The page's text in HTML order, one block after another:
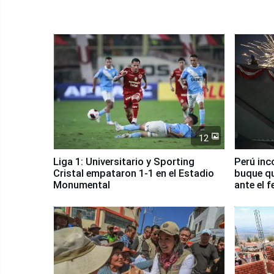
12
Liga 1: Universitario y Sporting
Cristal empataron 1-1 en el Estadio
Monumental
Perú
buque
ante el